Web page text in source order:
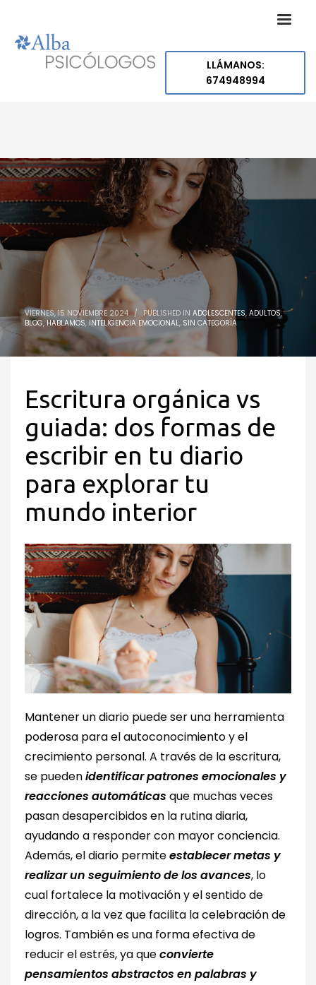
LLÁMANOS:
674948994
VIERNES, 15 NOVIEMBRE 2024 / PUBLISHED IN ADOLESCENTES, ADULTOS,
BLOG, HABLAMOS, INTELIGENCIA EMOCIONAL, SIN CATEGORÍA
Escritura orgánica vs
guiada: dos formas de
escribir en tu diario
para explorar tu
mundo interior
Mantener un diario puede ser una herramienta
poderosa para el autoconocimiento y el
crecimiento personal. A través de la escritura,
se puedenidentificar patrones emocionales y
reacciones automáticas que muchas veces
pasan desapercibidos en la rutina diaria,
ayudando a responder con mayor conciencia.
Además, el diario permiteestablecer metas y
realizar un seguimiento de los avances, lo
cual fortalece la motivación y el sentido de
dirección, a la vez que facilita la celebración de
logros. También es una forma efectiva de
reducir el estrés, ya queconvierte
pensamientos abstractos en palabras y